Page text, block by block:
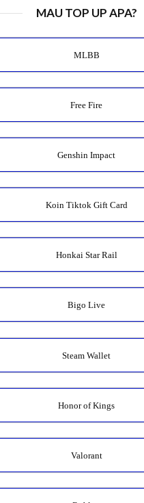
MAU TOP UP APA?
MLBB
Free Fire
Genshin Impact
Koin Tiktok Gift Card
Honkai Star Rail
Bigo Live
Steam Wallet
Honor of Kings
Valorant